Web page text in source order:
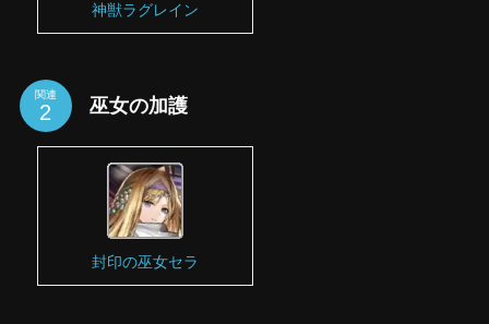
神獣ラグレイン
関連
巫女の加護
封印の巫女セラ